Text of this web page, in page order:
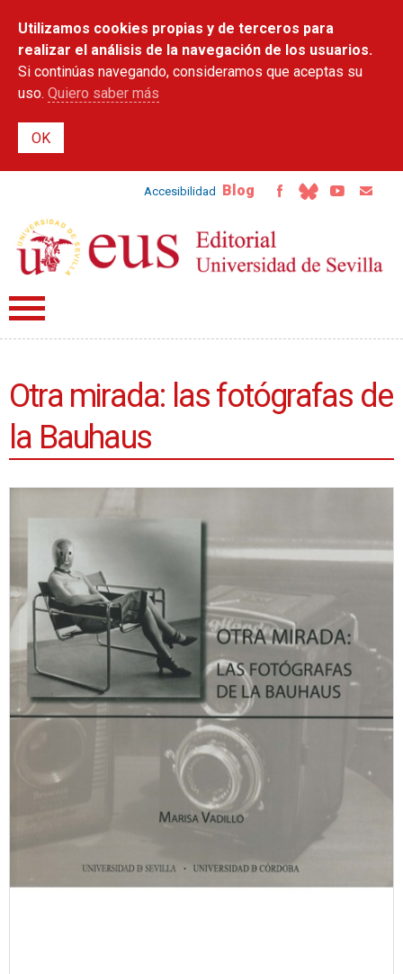
contenido
principal
Utilizamos cookies propias y de terceros para
realizar el análisis de la navegación de los usuarios.
Si continúas navegando, consideramos que aceptas su
uso. Quiero saber más
Accesibilidad Blog
Otra mirada: las fotógrafas de
la Bauhaus